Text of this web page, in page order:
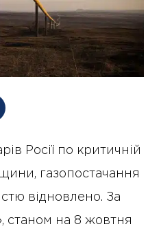
Росії по критичній
газопостачання
відновлено. За
станом на 8 жовтня